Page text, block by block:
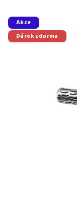
Akce
Dárek zdarma